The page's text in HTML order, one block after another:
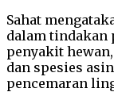
Sahat
dalam tindakan
penyakit
dan spesies
pencemaran